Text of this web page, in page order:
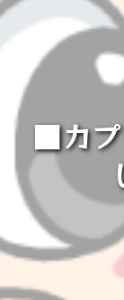
■カ